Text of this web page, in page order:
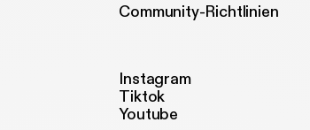
Community-Richtlinien
Instagram
Tiktok
Youtube